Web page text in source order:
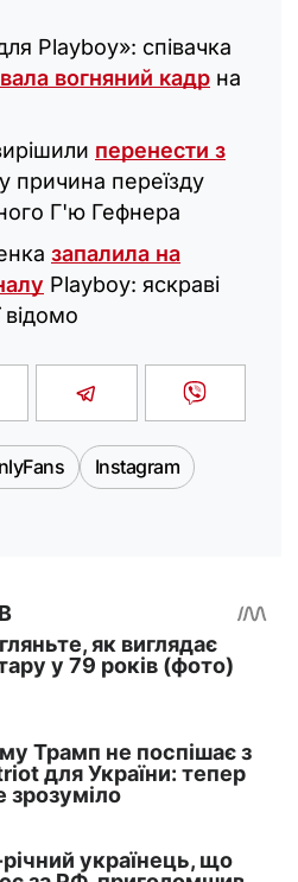
Playboy»: співачка
вогняний кадр на
перенести з
причина переїзду
Г'ю Гефнера
запалила на
Playboy: яскраві
відомо
Instagram